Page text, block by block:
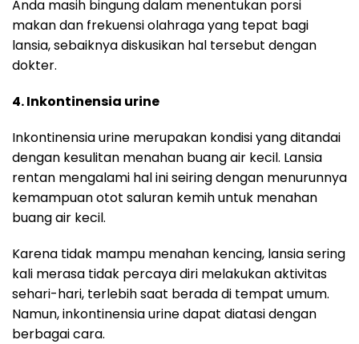
Anda masih bingung dalam menentukan porsi
makan dan frekuensi olahraga yang tepat bagi
lansia, sebaiknya diskusikan hal tersebut dengan
dokter.
4. Inkontinensia urine
Inkontinensia urine merupakan kondisi yang ditandai
dengan kesulitan menahan buang air kecil. Lansia
rentan mengalami hal ini seiring dengan menurunnya
kemampuan otot saluran kemih untuk menahan
buang air kecil.
Karena tidak mampu menahan kencing, lansia sering
kali merasa tidak percaya diri melakukan aktivitas
sehari-hari, terlebih saat berada di tempat umum.
Namun, inkontinensia urine dapat diatasi dengan
berbagai cara.